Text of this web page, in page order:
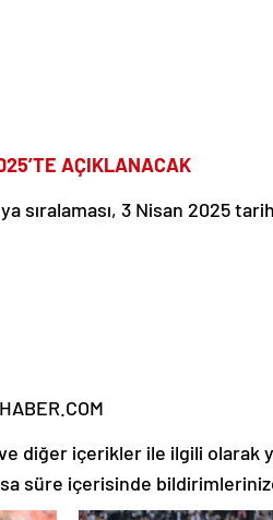
AÇIKLANACAK
sıralaması, 3 Nisan 2025
diğer içerikler ile ilgili
süre içerisinde